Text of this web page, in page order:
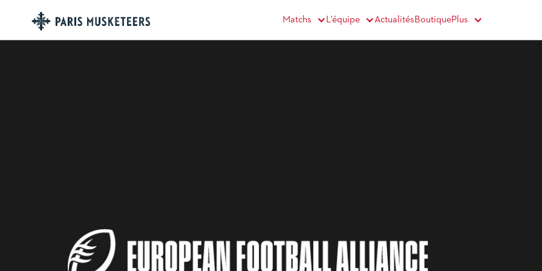
Matchs L'équipe ActualitésBoutiquePlus